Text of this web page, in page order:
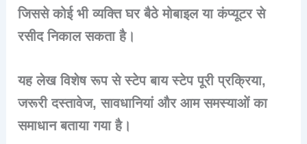
जिससे कोई भी व्यक्ति घर बैठे मोबाइल या कंप्यूटर से
रसीद निकाल सकता है।
यह लेख विशेष रूप से स्टेप बाय स्टेप पूरी प्रक्रिया,
जरूरी दस्तावेज, सावधानियां और आम समस्याओं का
समाधान बताया गया है।